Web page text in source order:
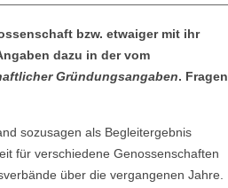
bzw. etwaiger mit ihr
dazu in der vom
Gründungsangaben. Fragen
sozusagen als Begleitergebnis
für verschiedene Genossenschaften
über die vergangenen Jahre.